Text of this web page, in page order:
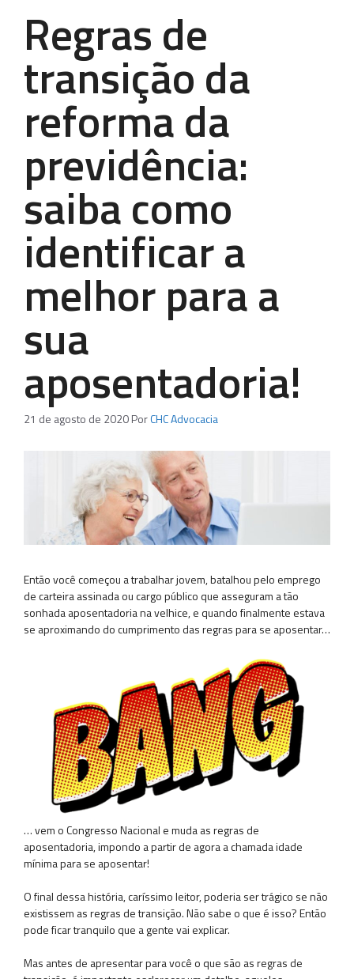
Regras de
transição da
reforma da
previdência:
saiba como
identificar a
melhor para a
sua
aposentadoria!
21 de agosto de 2020PorCHC Advocacia
Então você começou a trabalhar jovem, batalhou pelo emprego
de carteira assinada ou cargo público que asseguram a tão
sonhada aposentadoria na velhice, e quando finalmente estava
se aproximando do cumprimento das regras para se aposentar…
… vem o Congresso Nacional e muda as regras de
aposentadoria, impondo a partir de agora a chamada idade
mínima para se aposentar!
O final dessa história, caríssimo leitor, poderia ser trágico se não
existissem as regras de transição. Não sabe o que é isso? Então
pode ficar tranquilo que a gente vai explicar.
Mas antes de apresentar para você o que são as regras de